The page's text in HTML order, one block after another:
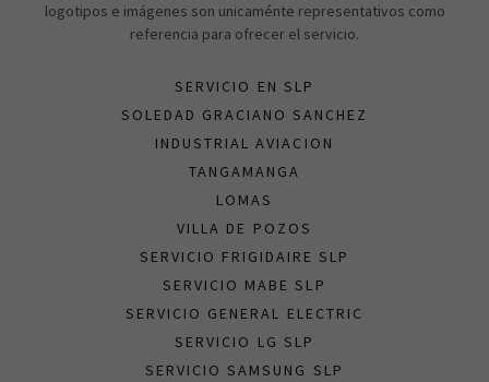
logotipos e imágenes son unicaménte representativos como
referencia para ofrecer el servicio.
SERVICIO EN SLP
SOLEDAD GRACIANO SANCHEZ
INDUSTRIAL AVIACION
TANGAMANGA
LOMAS
VILLA DE POZOS
SERVICIO FRIGIDAIRE SLP
SERVICIO MABE SLP
SERVICIO GENERAL ELECTRIC
SERVICIO LG SLP
SERVICIO SAMSUNG SLP